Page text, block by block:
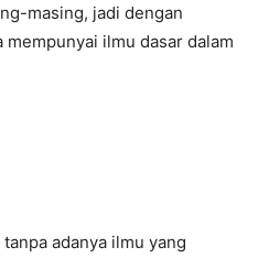
masing, jadi dengan
ilmu dasar dalam
adanya ilmu yang